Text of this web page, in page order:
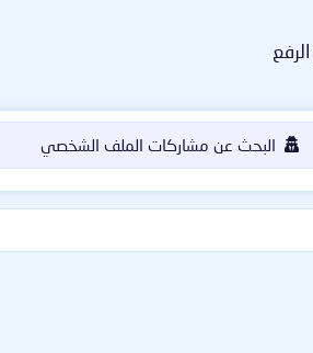
البحث عن مشاركات الملف الشخصي